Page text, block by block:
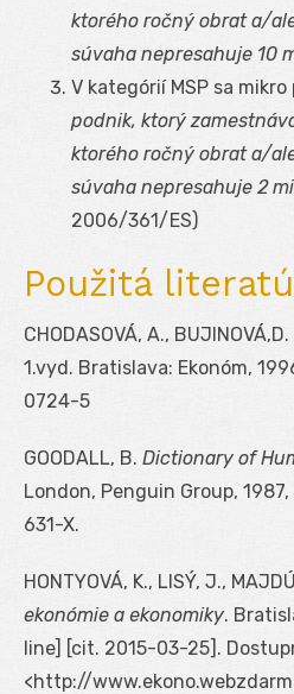
ktorého ročný obrat a/
súvaha nepresahuje 10
V kategórií MSP sa
podnik, ktorý
ktorého ročný obrat a/
súvaha nepresahuje 2
2006/361/ES)
Použitá
CHODASOVÁ, A., BUJINOVÁ,D.
1.vyd. Bratislava: Ekonóm,
0724-5
GOODALL, B. Dictionary of
London, Penguin Group,
631-X.
HONTYOVÁ, K., LISÝ, J.,
ekonómie a ekonomiky.
line] [cit. 2015-03-25].
<http://